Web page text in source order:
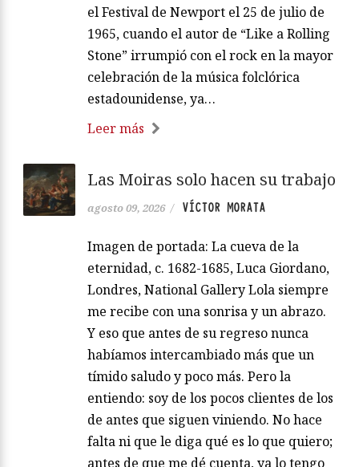
el Festival de Newport el 25 de julio de
1965, cuando el autor de “Like a Rolling
Stone” irrumpió con el rock en la mayor
celebración de la música folclórica
estadounidense, ya…
Leer más
Las Moiras solo hacen su trabajo
agosto 09, 2026 / VÍCTOR MORATA
Imagen de portada: La cueva de la
eternidad, c. 1682-1685, Luca Giordano,
Londres, National Gallery Lola siempre
me recibe con una sonrisa y un abrazo.
Y eso que antes de su regreso nunca
habíamos intercambiado más que un
tímido saludo y poco más. Pero la
entiendo: soy de los pocos clientes de los
de antes que siguen viniendo. No hace
falta ni que le diga qué es lo que quiero;
antes de que me dé cuenta, ya lo tengo